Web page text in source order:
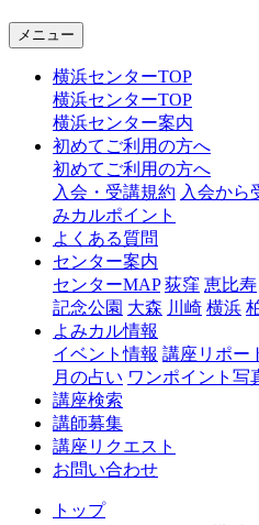
メニュー
横浜センターTOP
横浜センターTOP
横浜センター案内
初めてご利用の方へ
初めてご利用の方へ
入会・受講規約 入会から
みカルポイント
よくある質問
センター案内
センターMAP 荻窪 恵比寿
記念公園 大森 川崎 横浜
よみカル情報
イベント情報 講座リポー
月の占い ワンポイント写
講座検索
講師募集
講座リクエスト
お問い合わせ
トップ